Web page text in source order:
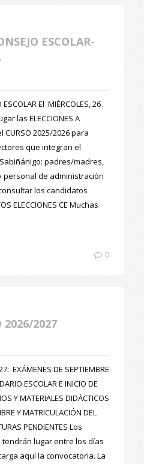
ESCOLAR-
ESCOLAR El MIÉRCOLES, 26
las ELECCIONES A
CURSO 2025/2026 para
que integran el
padres/madres,
de administración
los candidatos
ELECCIONES CE Muchas
0
2026/2027
EXÁMENES DE SEPTIEMBRE
ESCOLAR E INICIO DE
Y MATERIALES DIDÁCTICOS
Y MATRICULACIÓN DEL
PENDIENTES Los
lugar entre los días
aquí la convocatoria. La